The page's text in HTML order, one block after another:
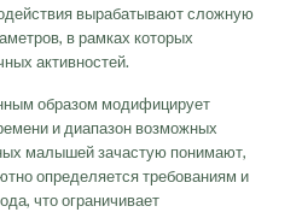
вырабатывают сложную
в рамках которых
активностей.
образом модифицирует
и диапазон возможных
малышей зачастую понимают,
определяется требованиям и
что ограничивает